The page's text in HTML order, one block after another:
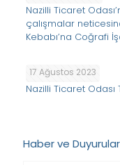
Nazilli Ticaret
çalışmalar
Kebabı’na Coğrafi
17 Ağustos 2023
Nazilli Ticaret Odası
Haber ve Duyurular